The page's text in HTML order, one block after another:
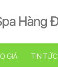
Hàng
GIÁ TIN TỨC